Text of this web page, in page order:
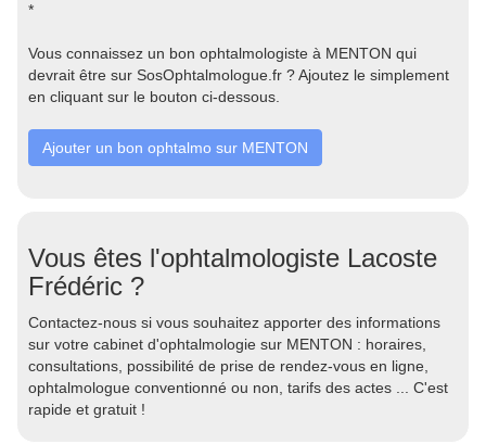
*
Vous connaissez un bon ophtalmologiste à MENTON qui
devrait être sur SosOphtalmologue.fr ? Ajoutez le simplement
en cliquant sur le bouton ci-dessous.
Ajouter un bon ophtalmo sur MENTON
Vous êtes l'ophtalmologiste Lacoste
Frédéric ?
Contactez-nous si vous souhaitez apporter des informations
sur votre cabinet d'ophtalmologie sur MENTON : horaires,
consultations, possibilité de prise de rendez-vous en ligne,
ophtalmologue conventionné ou non, tarifs des actes ... C'est
rapide et gratuit !